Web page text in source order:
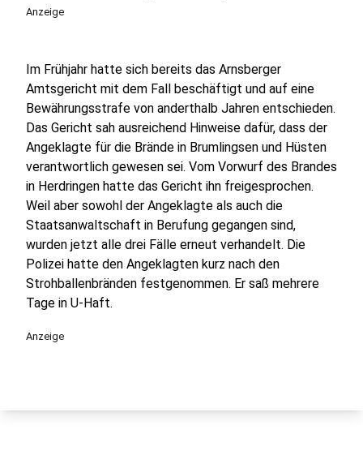
Anzeige
Im Frühjahr hatte sich bereits das Arnsberger
Amtsgericht mit dem Fall beschäftigt und auf eine
Bewährungsstrafe von anderthalb Jahren entschieden.
Das Gericht sah ausreichend Hinweise dafür, dass der
Angeklagte für die Brände in Brumlingsen und Hüsten
verantwortlich gewesen sei. Vom Vorwurf des Brandes
in Herdringen hatte das Gericht ihn freigesprochen.
Weil aber sowohl der Angeklagte als auch die
Staatsanwaltschaft in Berufung gegangen sind,
wurden jetzt alle drei Fälle erneut verhandelt. Die
Polizei hatte den Angeklagten kurz nach den
Strohballenbränden festgenommen. Er saß mehrere
Tage in U-Haft.
Anzeige